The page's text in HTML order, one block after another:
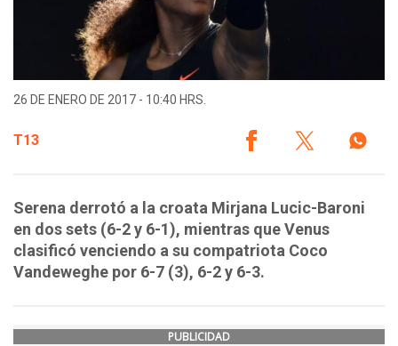
26 DE ENERO DE 2017 - 10:40 HRS.
T13
Serena derrotó a la croata Mirjana Lucic-Baroni
en dos sets (6-2 y 6-1), mientras que Venus
clasificó venciendo a su compatriota Coco
Vandeweghe por 6-7 (3), 6-2 y 6-3.
PUBLICIDAD